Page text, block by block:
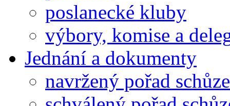
poslanecké kluby
výbory, komise a
Jednání a dokumenty
navržený pořad schůze